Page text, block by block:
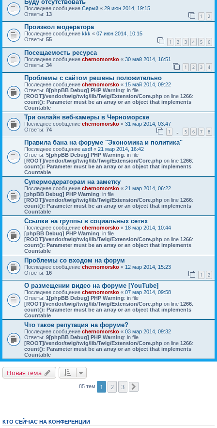
Буду отсутствовать
Последнее сообщение Серый « 29 июн 2014, 19:15
Ответы: 13 1 2
Произвол модератора
Последнее сообщение kkk « 07 июн 2014, 10:15
Ответы: 55 1 2 3 4 5 6
Посещаемость ресурса
Последнее сообщение chernomorsko « 30 май 2014, 16:51
Ответы: 34 1 2 3 4
Проблемы с сайтом решены положительно
Последнее сообщение chernomorsko « 15 май 2014, 09:22
Ответы: 8[phpBB Debug] PHP Warning: in file
[ROOT]/vendor/twig/twig/lib/Twig/Extension/Core.php on line 1266:
count(): Parameter must be an array or an object that implements
Countable
Три онлайн веб-камеры в Черноморске
Последнее сообщение chernomorsko « 31 мар 2014, 03:47
Ответы: 74 1 5 6 7 8
Правила бана на форуме "Экономика и политика"
Последнее сообщение asdf « 21 мар 2014, 16:42
Ответы: 5[phpBB Debug] PHP Warning: in file
[ROOT]/vendor/twig/twig/lib/Twig/Extension/Core.php on line 1266:
count(): Parameter must be an array or an object that implements
Countable
Супермодераторам на заметку
Последнее сообщение chernomorsko « 21 мар 2014, 06:22
[phpBB Debug] PHP Warning: in file
[ROOT]/vendor/twig/twig/lib/Twig/Extension/Core.php on line 1266:
count(): Parameter must be an array or an object that implements
Countable
Ссылки на группы в социальных сетях
Последнее сообщение chernomorsko « 18 мар 2014, 10:44
[phpBB Debug] PHP Warning: in file
[ROOT]/vendor/twig/twig/lib/Twig/Extension/Core.php on line 1266:
count(): Parameter must be an array or an object that implements
Countable
Проблемы со входом на форум
Последнее сообщение chernomorsko « 12 мар 2014, 15:23
Ответы: 16 1 2
О размещении видео на форуме [YouTube]
Последнее сообщение chernomorsko « 07 мар 2014, 09:58
Ответы: 1[phpBB Debug] PHP Warning: in file
[ROOT]/vendor/twig/twig/lib/Twig/Extension/Core.php on line 1266:
count(): Parameter must be an array or an object that implements
Countable
Что такое репутация на форуме?
Последнее сообщение chernomorsko « 03 мар 2014, 09:32
Ответы: 9[phpBB Debug] PHP Warning: in file
[ROOT]/vendor/twig/twig/lib/Twig/Extension/Core.php on line 1266:
count(): Parameter must be an array or an object that implements
Countable
Новая тема
85 тем 1 2 3
КТО СЕЙЧАС НА КОНФЕРЕНЦИИ